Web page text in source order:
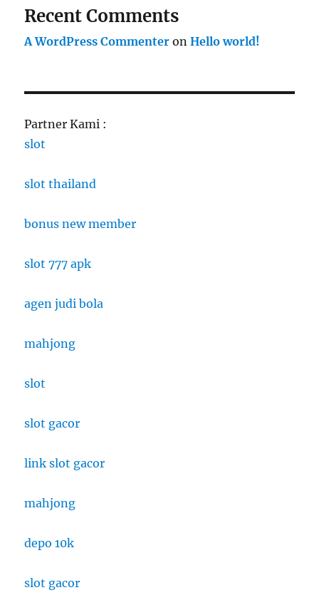
Recent Comments
A WordPress Commenter onHello world!
Partner Kami :
slot
slot thailand
bonus new member
slot 777 apk
agen judi bola
mahjong
slot
slot gacor
link slot gacor
mahjong
depo 10k
slot gacor